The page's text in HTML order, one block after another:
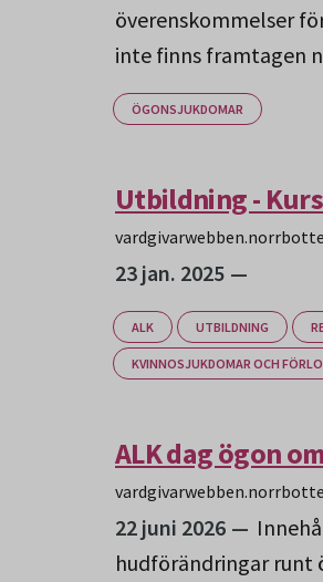
överenskommelser
inte finns framtagen
ÖGONSJUKDOMAR
Utbildning -
23 jan. 2025
ALK UTBILDNING
KVINNOSJUKDOMAR OCH
ALK dag ögon
22 juni 2026
hudförändringar